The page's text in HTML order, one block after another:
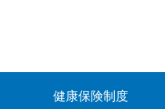
健康保険制度